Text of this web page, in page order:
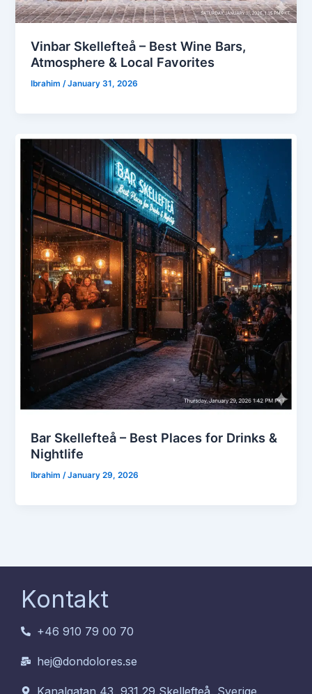
Vinbar Skellefteå – Best Wine Bars,
Atmosphere & Local Favorites
Ibrahim/January 31, 2026
Bar Skellefteå – Best Places for Drinks &
Nightlife
Ibrahim/January 29, 2026
Kontakt
+46 910 79 00 70
hej@dondolores.se
Kanalgatan 43, 931 29 Skellefteå, Sverige